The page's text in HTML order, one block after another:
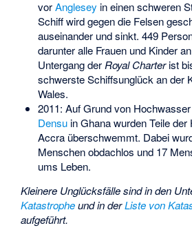
vorAnglesey in einen schweren
Schiff wird gegen die Felsen
auseinander und sinkt. 449
darunter alle Frauen und Kinder
Untergang derRoyal Charterist
schwersteSchiffsunglückan der
Wales.
2011: Auf Grund von
Densuin Ghana wurden Teile der
Accra überschwemmt. Dabei
Menschen obdachlos und 17
ums Leben.
Kleinere Unglücksfälle sind in den
Katastropheund in derListe von
aufgeführt.